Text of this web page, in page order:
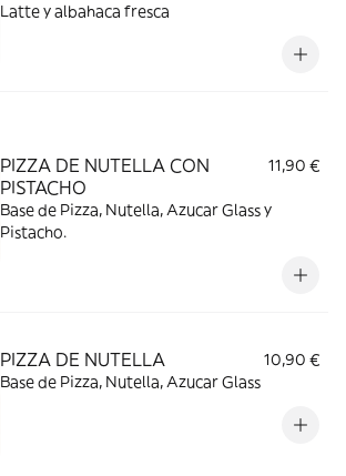
Latte y albahaca fresca
PIZZA DE NUTELLA CON
PISTACHO
11,90 €
Base de Pizza, Nutella, Azucar Glass y
Pistacho.
PIZZA DE NUTELLA
10,90 €
Base de Pizza, Nutella, Azucar Glass